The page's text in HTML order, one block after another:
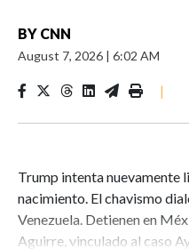
BY CNN
August 7, 2026 | 6:02 AM
|
Trump intenta nuevamente
nacimiento. El chavismo
Venezuela. Detienen en
Aguirre, vinculado al caso